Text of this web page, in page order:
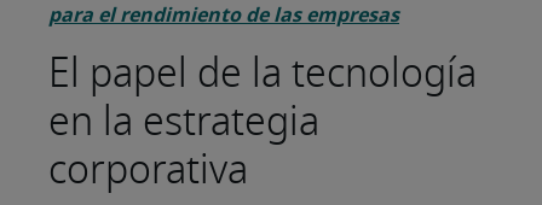
para el rendimiento de las empresas
El papel de la tecnología
en la estrategia
corporativa